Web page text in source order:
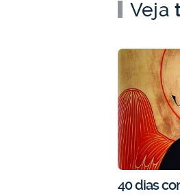
Veja
40 dias